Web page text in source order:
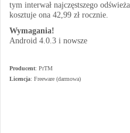
tym interwał najczęstszego
kosztuje ona 42,99 zł rocznie.
Wymagania!
Android 4.0.3 i nowsze
Producent: PrTM
Licencja: Freeware (darmowa)